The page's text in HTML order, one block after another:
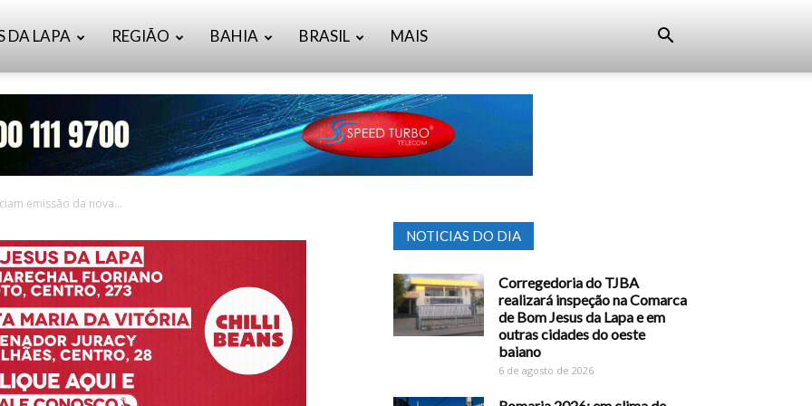
DA LAPA REGIÃO BAHIA BRASIL MAIS
emissão da nova...
NOTICIAS DO DIA
Corregedoria do TJBA
realizará inspeção na Comarca
de Bom Jesus da Lapa e em
outras cidades do oeste
baiano
6 de agosto de 2026